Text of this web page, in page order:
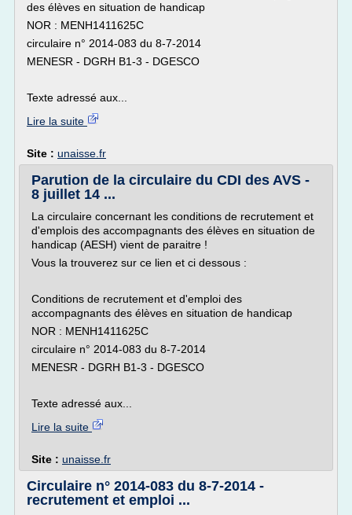
des élèves en situation de handicap
NOR : MENH1411625C
circulaire n° 2014-083 du 8-7-2014
MENESR - DGRH B1-3 - DGESCO
Texte adressé aux...
Lire la suite
Site : unaisse.fr
Parution de la circulaire du CDI des AVS -
8 juillet 14 ...
La circulaire concernant les conditions de recrutement et
d'emplois des accompagnants des élèves en situation de
handicap (AESH) vient de paraitre !
Vous la trouverez sur ce lien et ci dessous :
Conditions de recrutement et d'emploi des
accompagnants des élèves en situation de handicap
NOR : MENH1411625C
circulaire n° 2014-083 du 8-7-2014
MENESR - DGRH B1-3 - DGESCO
Texte adressé aux...
Lire la suite
Site : unaisse.fr
Circulaire n° 2014-083 du 8-7-2014 -
recrutement et emploi ...